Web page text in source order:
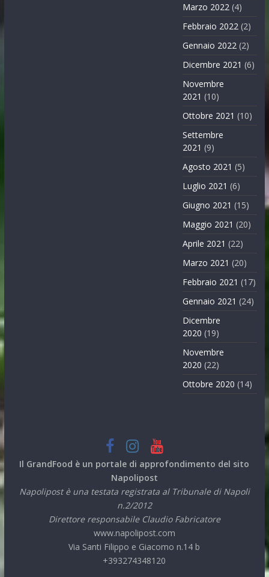
Marzo 2022 (4)
Febbraio 2022 (2)
Gennaio 2022 (2)
Dicembre 2021 (6)
Novembre
2021 (10)
Ottobre 2021 (10)
Settembre
2021 (9)
Agosto 2021 (5)
Luglio 2021 (6)
Giugno 2021 (15)
Maggio 2021 (20)
Aprile 2021 (22)
Marzo 2021 (20)
Febbraio 2021 (17)
Gennaio 2021 (24)
Dicembre
2020 (19)
Novembre
2020 (22)
Ottobre 2020 (14)
Il GrandFood è un portale di approfondimento del sito
Napolipost
Napolipost è una testata registrata al Tribunale di Napoli
n.2/2012
Direttore responsabile Claudio Fabricatore
www.napolipost.com
Via Santi Filippo e Giacomo n.14 b
+393274348120